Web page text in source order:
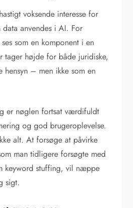
voksende interesse for
anvendes i AI. For
som en komponent i en
tager højde for både juridiske,
hensyn – men ikke som en
er nøglen fortsat værdifuldt
og god brugeroplevelse.
alt. At forsøge at påvirke
man tidligere forsøgte med
keyword stuffing, vil næppe
sigt.